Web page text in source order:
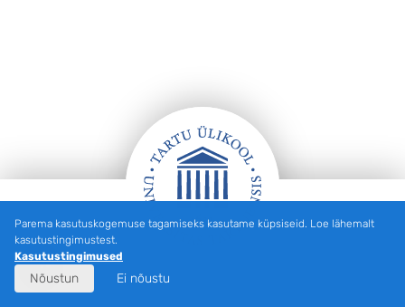
JALUS
Parema kasutuskogemuse tagamiseks kasutame küpsiseid. Loe lähemalt
kasutustingimustest.
Kasutustingimused
Nõustun Ei nõustu